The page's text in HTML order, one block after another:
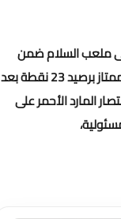
ملعب السلام ضمن
الأهلى ارتقى إلى المركز الخامس فى ترتيب جدول الدورى الممتاز برصيد 23 نقطة بعد
المارد الأحمر على